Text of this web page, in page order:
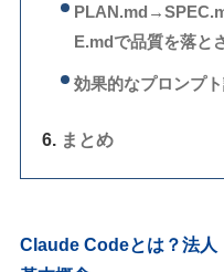
E.mdで品質を落と
効果的なプロンプ
まとめ
Claude Codeとは？法人